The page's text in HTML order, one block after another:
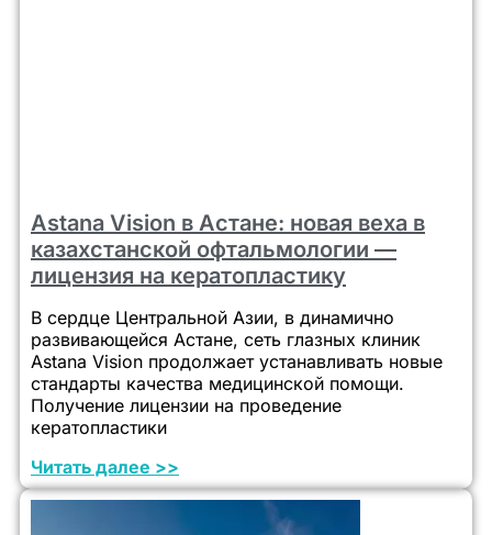
Astana Vision в Астане: новая веха в
казахстанской офтальмологии —
лицензия на кератопластику
В сердце Центральной Азии, в динамично
развивающейся Астане, сеть глазных клиник
Astana Vision продолжает устанавливать новые
стандарты качества медицинской помощи.
Получение лицензии на проведение
кератопластики
Читать далее >>